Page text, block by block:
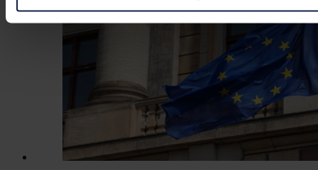
Identificar su dispositivo analizándolo activamente
características específicas (huellas digitales)
Obtenga más información sobre cómo se procesan sus
personales y establezca sus preferencias en la
sección de
Puede cambiar o retirar su consentimiento en cualquier
la Declaración de cookies.
Las cookies de este sitio web se usan para personalizar el
y los anuncios, ofrecer funciones de redes sociales y
tráfico. Además, compartimos información sobre el uso que